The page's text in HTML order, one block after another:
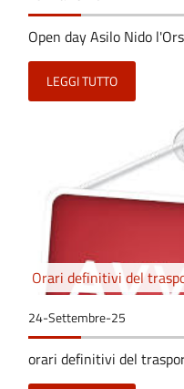
Open day Asilo Nido
LEGGI TUTTO
Orari definitivi del
24-Settembre-25
orari definitivi del